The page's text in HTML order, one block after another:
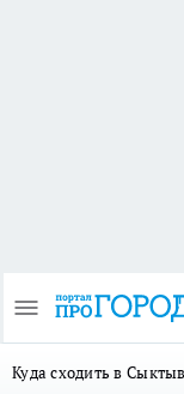
Куда сходить в